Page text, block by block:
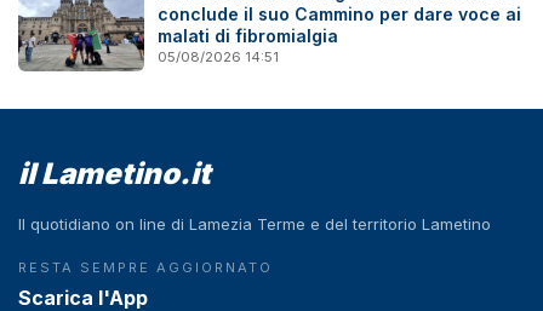
conclude il suo Cammino per dare voce ai
malati di fibromialgia
05/08/2026 14:51
il Lametino.it
Il quotidiano on line di Lamezia Terme e del territorio Lametino
RESTA SEMPRE AGGIORNATO
Scarica l'App